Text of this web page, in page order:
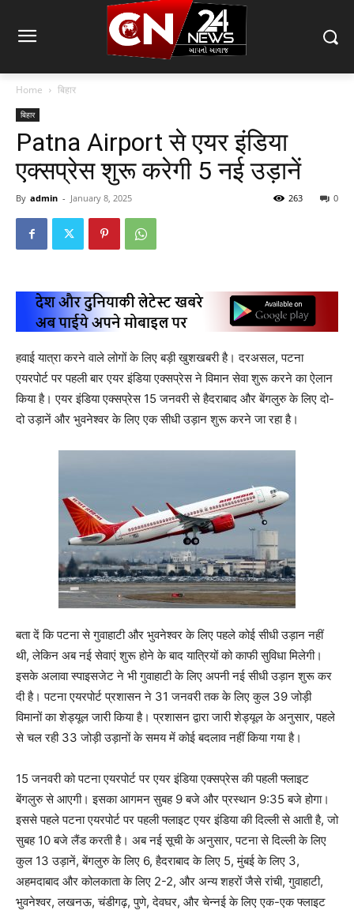
Home बिहार
बिहार
Patna Airport से एयर इंडिया
एक्सप्रेस शुरू करेगी 5 नई उड़ानें
By admin - January 8, 2025 0
263
हवाई यात्रा करने वाले लोगों के लिए बड़ी खुशखबरी है। दरअसल, पटना
एयरपोर्ट पर पहली बार एयर इंडिया एक्सप्रेस ने विमान सेवा शुरू करने का ऐलान
किया है। एयर इंडिया एक्सप्रेस 15 जनवरी से हैदराबाद और बेंगलुरु के लिए दो-
दो उड़ानें और भुवनेश्वर के लिए एक सीधी उड़ान शुरू करने जा रहा है।
बता दें कि पटना से गुवाहाटी और भुवनेश्वर के लिए पहले कोई सीधी उड़ान नहीं
थी, लेकिन अब नई सेवाएं शुरू होने के बाद यात्रियों को काफी सुविधा मिलेगी।
इसके अलावा स्पाइसजेट ने भी गुवाहाटी के लिए अपनी नई सीधी उड़ान शुरू कर
दी है। पटना एयरपोर्ट प्रशासन ने 31 जनवरी तक के लिए कुल 39 जोड़ी
विमानों का शेड्यूल जारी किया है। प्रशासन द्वारा जारी शेड्यूल के अनुसार, पहले
से चल रही 33 जोड़ी उड़ानों के समय में कोई बदलाव नहीं किया गया है।
15 जनवरी को पटना एयरपोर्ट पर एयर इंडिया एक्सप्रेस की पहली फ्लाइट
बेंगलुरु से आएगी। इसका आगमन सुबह 9 बजे और प्रस्थान 9:35 बजे होगा।
इससे पहले पटना एयरपोर्ट पर पहली फ्लाइट एयर इंडिया की दिल्ली से आती है, जो
सुबह 10 बजे लैंड करती है। अब नई सूची के अनुसार, पटना से दिल्ली के लिए
कुल 13 उड़ानें, बेंगलुरु के लिए 6, हैदराबाद के लिए 5, मुंबई के लिए 3,
अहमदाबाद और कोलकाता के लिए 2-2, और अन्य शहरों जैसे रांची, गुवाहाटी,
भुवनेश्वर, लखनऊ, चंडीगढ़, पुणे, देवघर, और चेन्नई के लिए एक-एक फ्लाइट